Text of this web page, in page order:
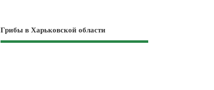
Грибы в Харьковской области